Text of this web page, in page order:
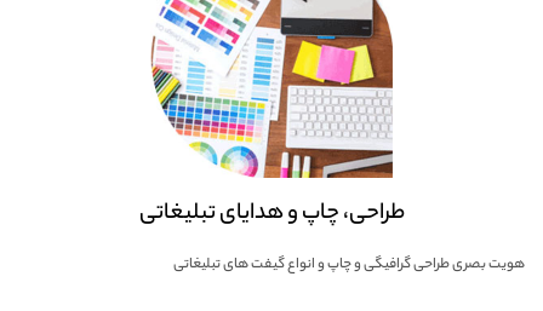
طراحی، چاپ و هدایای تبلیغاتی
هویت بصری طراحی گرافیگی و چاپ و انواع گیفت های تبلیغاتی